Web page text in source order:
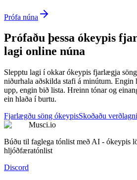
Prófa núna
Prófaðu þessa ókeypis
lagi online núna
Slepptu lagi í okkar ókeypis fjarlægja
niðurhala aðskilda stafi á minútum. Engin
upp, engin bið lista. Hreinn tónar og
ein hlaða í burtu.
Fjarlægðu söng ókeypisSkoðaðu
Musci.io
Búðu til faglega tónlist með AI - ókeypis
hljóðfæratónlist
Discord